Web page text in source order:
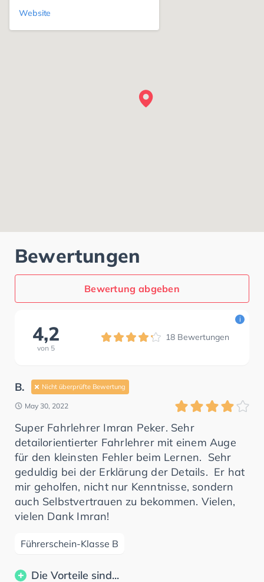
Website
Bewertungen
Bewertung abgeben
4,2
von 5
18 Bewertungen
i
B. Nicht überprüfte Bewertung
May 30, 2022
Super Fahrlehrer Imran Peker. Sehr
detailorientierter Fahrlehrer mit einem Auge
für den kleinsten Fehler beim Lernen. Sehr
geduldig bei der Erklärung der Details. Er hat
mir geholfen, nicht nur Kenntnisse, sondern
auch Selbstvertrauen zu bekommen. Vielen,
vielen Dank Imran!
Führerschein-Klasse B
Die Vorteile sind...